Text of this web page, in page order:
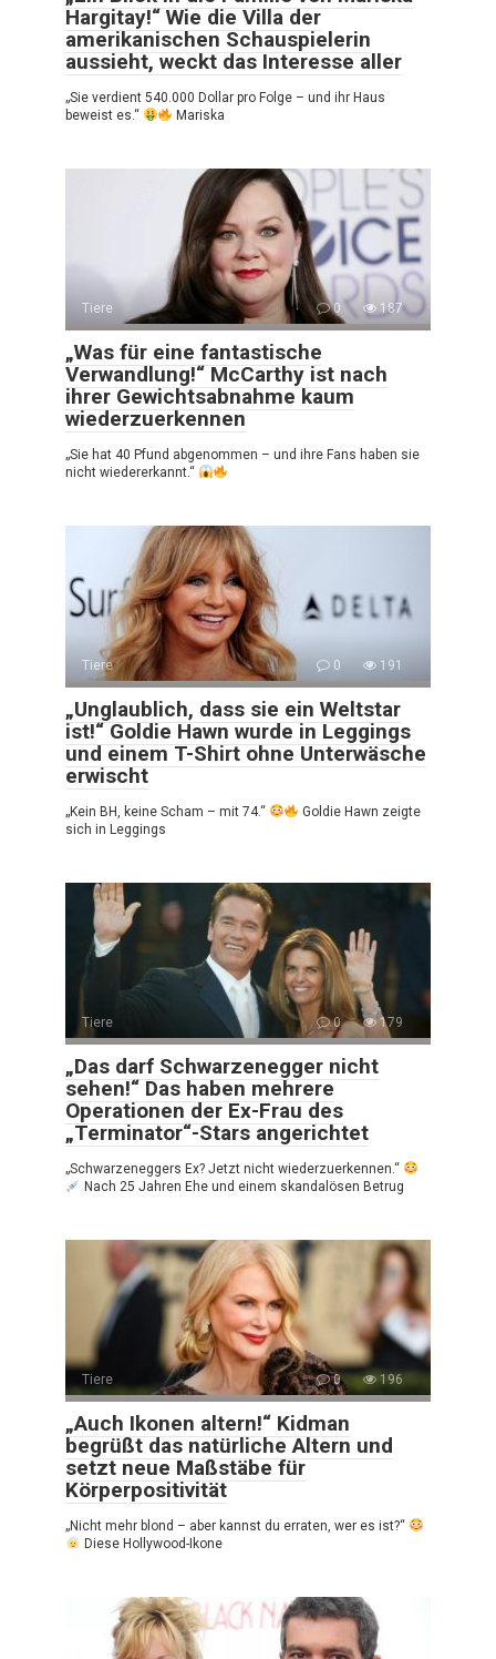
Hargitay!“ Wie die Villa der
amerikanischen Schauspielerin
aussieht, weckt das Interesse aller
„Sie verdient 540.000 Dollar pro Folge – und ihr Haus
beweist es.“
Mariska
Tiere 0 187
„Was für eine fantastische
Verwandlung!“ McCarthy ist nach
ihrer Gewichtsabnahme kaum
wiederzuerkennen
„Sie hat 40 Pfund abgenommen – und ihre Fans haben sie
nicht wiedererkannt.“
Tiere 0 191
„Unglaublich, dass sie ein Weltstar
ist!“ Goldie Hawn wurde in Leggings
und einem T-Shirt ohne Unterwäsche
erwischt
„Kein BH, keine Scham – mit 74.“
Goldie Hawn zeigte
sich in Leggings
Tiere 0 179
„Das darf Schwarzenegger nicht
sehen!“ Das haben mehrere
Operationen der Ex-Frau des
„Terminator“-Stars angerichtet
„Schwarzeneggers Ex? Jetzt nicht wiederzuerkennen.“
Nach 25 Jahren Ehe und einem skandalösen Betrug
Tiere 0 196
„Auch Ikonen altern!“ Kidman
begrüßt das natürliche Altern und
setzt neue Maßstäbe für
Körperpositivität
„Nicht mehr blond – aber kannst du erraten, wer es ist?“
Diese Hollywood-Ikone